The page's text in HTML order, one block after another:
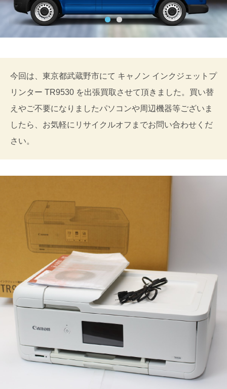
今回は、東京都武蔵野市にて キャノン インクジェットプ
リンター TR9530 を出張買取させて頂きました。買い替
えやご不要になりましたパソコンや周辺機器等ございま
したら、お気軽にリサイクルオフまでお問い合わせくだ
さい。